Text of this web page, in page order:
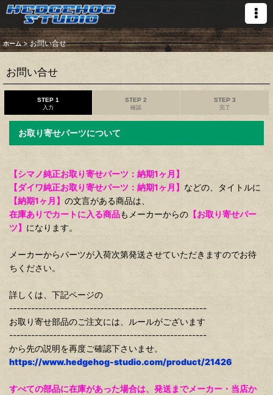
ホーム > お問い合せ
お問い合せ
STEP 1
入力
STEP 2
確認
STEP 3
完了
お取り寄せパーツについて
【シマノ純正お取り寄せパーツ：納期1ヶ月】
【ダイワ純正お取り寄せパーツ：納期1ヶ月】 などの、タイトルに
【納期1ヶ月】 の文言がある商品は、
在庫ありでカートに入る商品もメーカーからの 【お取り寄せパー
ツ】 になります。
メーカーからパーツが入荷次第発送させていただきますのでお待
ちください。
詳しくは、下記ページの
------------------------------------------------------
お取り寄せ部品のご注文には、ルールがございます
------------------------------------------------------
から先の説明を再度ご確認下さいませ。
https://www.hedgehog-studio.com/product/21426
すべての部品に在庫があった場合は、発送までメーカー・当店か